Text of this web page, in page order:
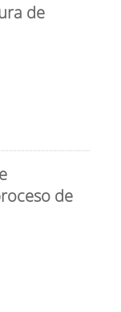
de
de